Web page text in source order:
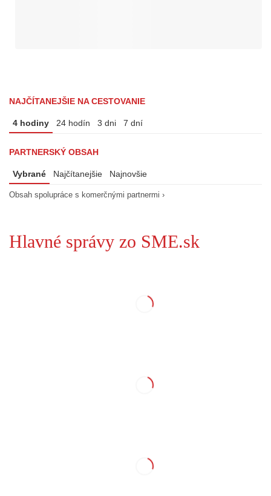
NAJČÍTANEJŠIE NA CESTOVANIE
4 hodiny 24 hodín 3 dni 7 dní
PARTNERSKÝ OBSAH
Vybrané Najčítanejšie Najnovšie
Obsah spolupráce s komerčnými partnermi ›
Hlavné správy zo SME.sk